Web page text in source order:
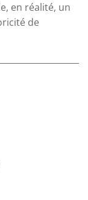
en réalité, un
de